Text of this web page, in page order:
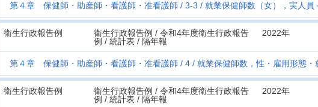
第４章 保健師・助産師・看護師・准看護師 3-3 就業保健師数（女），実人員
衛生行政報告例
衛生行政報告例 / 令和4年度衛生行政報告
例 / 統計表 / 隔年報
2022年
第４章 保健師・助産師・看護師・准看護師 4 就業保健師数，性・雇用形態・
衛生行政報告例
衛生行政報告例 / 令和4年度衛生行政報告
例 / 統計表 / 隔年報
2022年